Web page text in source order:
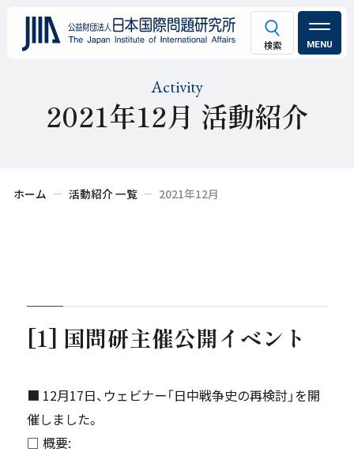
MENU
Activity
2021年12月 活動紹介
ホーム 活動紹介 一覧 2021年12月
[1] 国問研主催公開イベント
■ 12月17日、ウェビナー「日中戦争史の再検討」を開
催しました。
□ 概要: